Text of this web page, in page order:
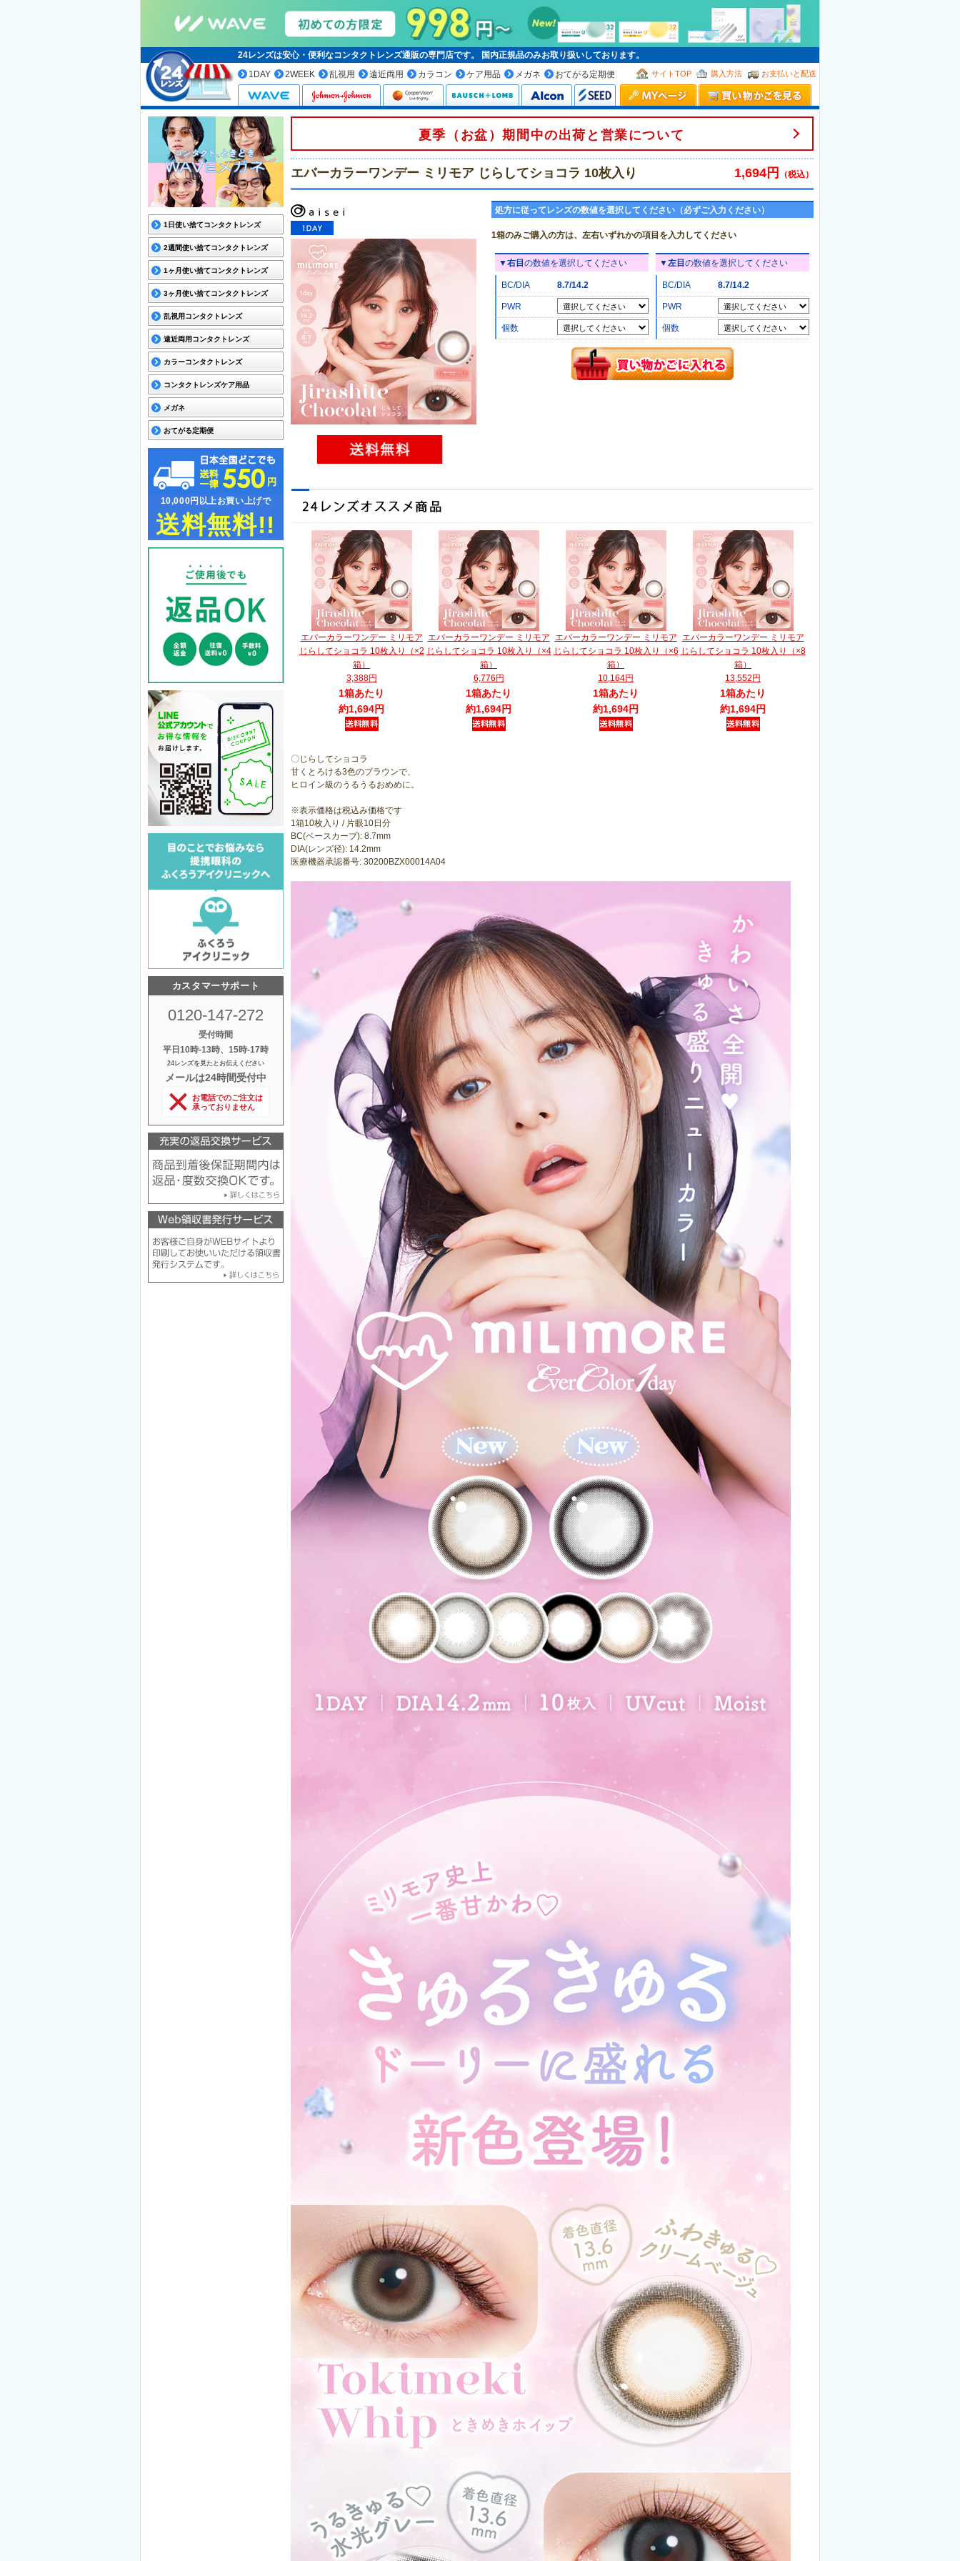
24レンズは安心・便利なコンタクトレンズ通販の専門店です。 国内正規品のみお取り扱いしております。
1DAY
2WEEK 乱視用 遠近両用 カラコン ケア用品 メガネ おてがる定期便 サイトTOP 購入方法 お支払いと配送
1日使い捨てコンタクトレンズ
2週間使い捨てコンタクトレンズ
1ヶ月使い捨てコンタクトレンズ
3ヶ月使い捨てコンタクトレンズ
乱視用コンタクトレンズ
遠近両用コンタクトレンズ
カラーコンタクトレンズ
コンタクトレンズケア用品
メガネ
おてがる定期便
10,000円以上お買い上げで
送料無料!!
カスタマーサポート
0120-147-272
受付時間
平日10時‐13時、15時‐17時
24レンズを見たとお伝えください
メールは24時間受付中
お電話でのご注文は
承っておりません
夏季（お盆）期間中の出荷と営業について
エバーカラーワンデー ミリモア じらしてショコラ 10枚入り 1,694円 （税込）
処方に従ってレンズの数値を選択してください（必ずご入力ください）
1箱のみご購入の方は、左右いずれかの項目を入力してください
▼右目の数値を選択してください
BC/DIA 8.7/14.2
PWR
個数
▼左目の数値を選択してください
BC/DIA 8.7/14.2
PWR
個数
エバーカラーワンデー ミリモア
じらしてショコラ 10枚入り（×2
箱）
3,388円
1箱あたり
約1,694円
エバーカラーワンデー ミリモア
じらしてショコラ 10枚入り（×4
箱）
6,776円
1箱あたり
約1,694円
エバーカラーワンデー ミリモア
じらしてショコラ 10枚入り（×6
箱）
10,164円
1箱あたり
約1,694円
エバーカラーワンデー ミリモア
じらしてショコラ 10枚入り（×8
箱）
13,552円
1箱あたり
約1,694円
〇じらしてショコラ
甘くとろける3色のブラウンで、
ヒロイン級のうるうるおめめに。
※表示価格は税込み価格です
1箱10枚入り / 片眼10日分
BC(ベースカーブ): 8.7mm
DIA(レンズ径): 14.2mm
医療機器承認番号: 30200BZX00014A04